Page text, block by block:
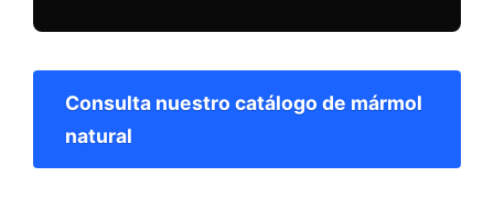
Consulta nuestro catálogo de mármol
natural